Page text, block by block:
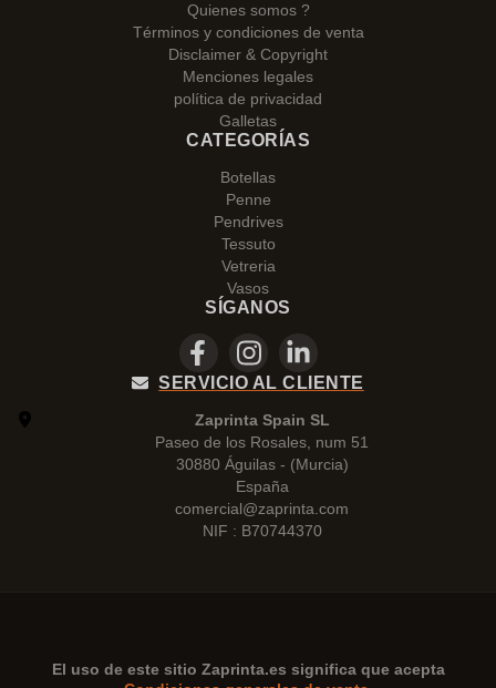
Quienes somos ?
Términos y condiciones de venta
Disclaimer & Copyright
Menciones legales
política de privacidad
Galletas
CATEGORÍAS
Botellas
Penne
Pendrives
Tessuto
Vetreria
Vasos
SÍGANOS
SERVICIO AL CLIENTE
Zaprinta Spain SL
Paseo de los Rosales, num 51
30880 Águilas - (Murcia)
España
comercial@zaprinta.com
NIF : B70744370
El uso de este sitio Zaprinta.es significa que acepta